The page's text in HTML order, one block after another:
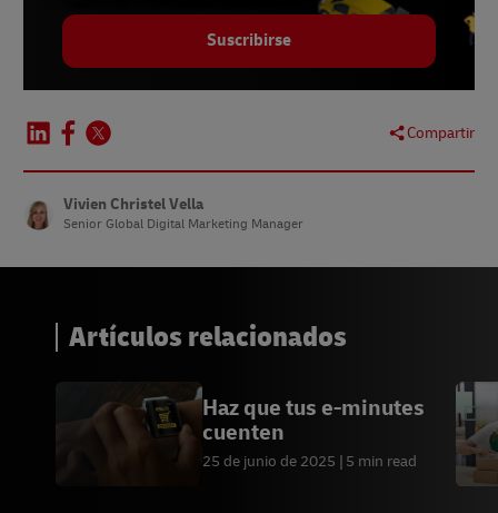
Suscribirse
Compartir
Vivien Christel Vella
Senior Global Digital Marketing Manager
Artículos relacionados
Haz que tus e-minutes
cuenten
25 de junio de 2025 5 min read